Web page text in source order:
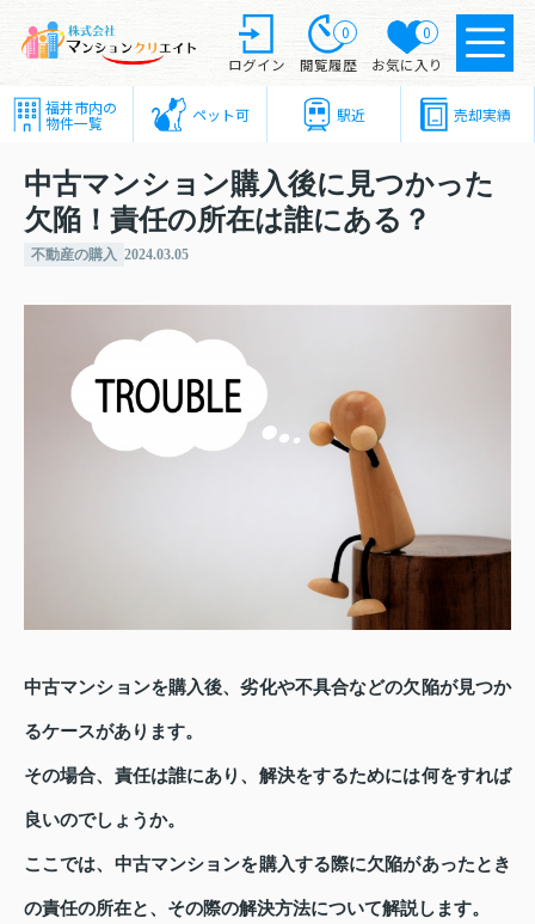
ログイン
0
閲覧履歴
0
お気に入り
福井市内の
物件一覧 ペット可 駅近 売却実績
中古マンション購入後に見つかった
欠陥！責任の所在は誰にある？
不動産の購入 2024.03.05
中古マンションを購入後、劣化や不具合などの欠陥が見つか
るケースがあります。
その場合、責任は誰にあり、解決をするためには何をすれば
良いのでしょうか。
ここでは、中古マンションを購入する際に欠陥があったとき
の責任の所在と、その際の解決方法について解説します。